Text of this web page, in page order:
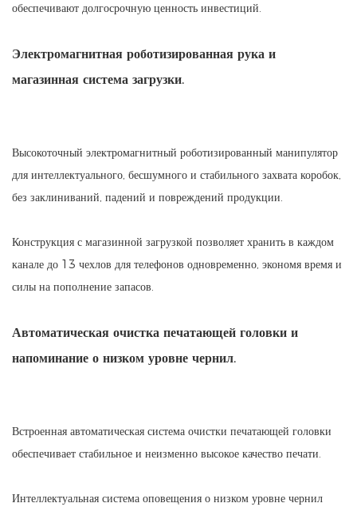
обеспечивают долгосрочную ценность инвестиций.
Электромагнитная роботизированная рука и
магазинная система загрузки.
Высокоточный электромагнитный роботизированный манипулятор
для интеллектуального, бесшумного и стабильного захвата коробок,
без заклиниваний, падений и повреждений продукции.
Конструкция с магазинной загрузкой позволяет хранить в каждом
канале до 13 чехлов для телефонов одновременно, экономя время и
силы на пополнение запасов.
Автоматическая очистка печатающей головки и
напоминание о низком уровне чернил.
Встроенная автоматическая система очистки печатающей головки
обеспечивает стабильное и неизменно высокое качество печати.
Интеллектуальная система оповещения о низком уровне чернил